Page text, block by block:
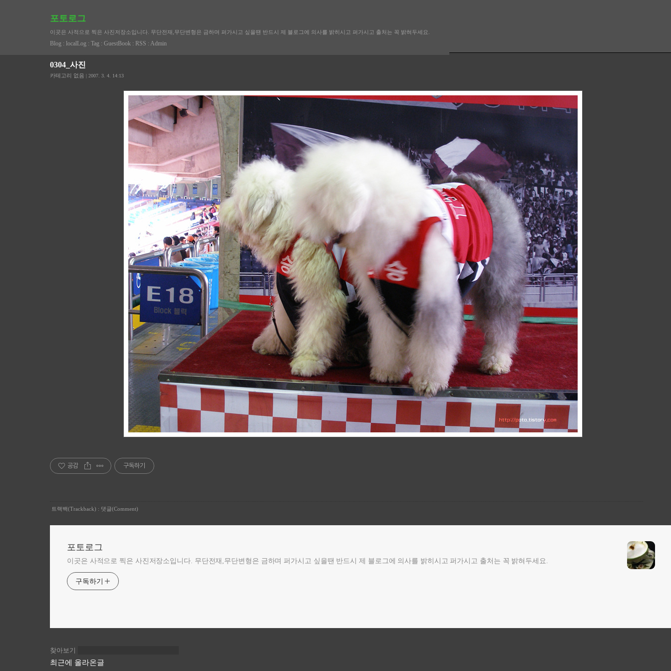
포토로그
이곳은 사적으로 찍은 사진저장소입니다. 무단전재,무단변형은 금하며 퍼가시고 싶을땐 반드시 제 블로그에 의사를 밝히시고 퍼가시고 출처는 꼭 밝혀두세요.
Blog : localLog : Tag : GuestBook : RSS : Admin
0304_사진
카테고리 없음 | 2007. 3. 4. 14:13
공감 구독하기
트랙백(Trackback) : 댓글(Comment)
포토로그
이곳은 사적으로 찍은 사진저장소입니다. 무단전재,무단변형은 금하며 퍼가시고 싶을땐 반드시 제 블로그에 의사를 밝히시고 퍼가시고 출처는 꼭 밝혀두세요.
구독하기
찾아보기
최근에 올라온글